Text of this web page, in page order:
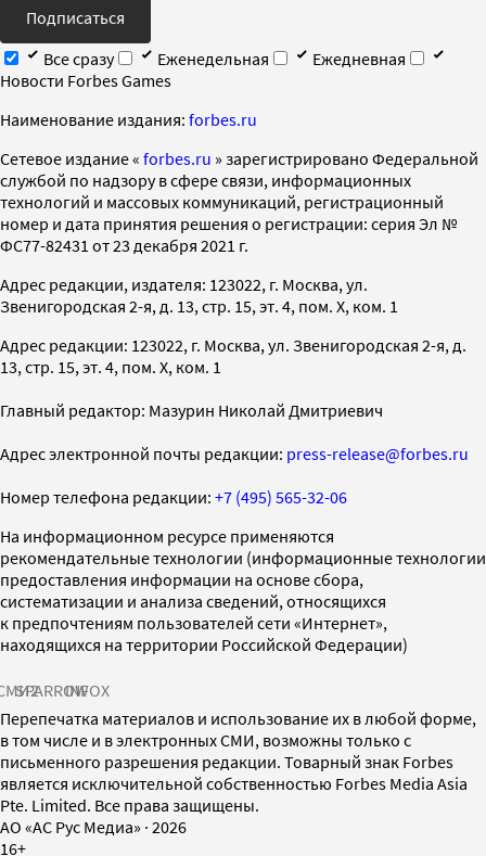
Подписаться
Все сразу
Еженедельная
Ежедневная
Новости Forbes Games
Наименование издания: forbes.ru
Cетевое издание « forbes.ru » зарегистрировано Федеральной
службой по надзору в сфере связи, информационных
технологий и массовых коммуникаций, регистрационный
номер и дата принятия решения о регистрации: серия Эл №
ФС77-82431 от 23 декабря 2021 г.
Адрес редакции, издателя: 123022, г. Москва, ул.
Звенигородская 2-я, д. 13, стр. 15, эт. 4, пом. X, ком. 1
Адрес редакции: 123022, г. Москва, ул. Звенигородская 2-я, д.
13, стр. 15, эт. 4, пом. X, ком. 1
Главный редактор: Мазурин Николай Дмитриевич
Адрес электронной почты редакции: press-release@forbes.ru
Номер телефона редакции: +7 (495) 565-32-06
На информационном ресурсе применяются
рекомендательные технологии (информационные технологии
предоставления информации на основе сбора,
систематизации и анализа сведений, относящихся
к предпочтениям пользователей сети «Интернет»,
находящихся на территории Российской Федерации)
SPARROWINFOX
Перепечатка материалов и использование их в любой форме,
в том числе и в электронных СМИ, возможны только с
письменного разрешения редакции. Товарный знак Forbes
является исключительной собственностью Forbes Media Asia
Pte. Limited. Все права защищены.
AO «АС Рус Медиа» · 2026
16+